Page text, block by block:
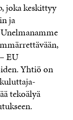
joka keskittyy
ja
EU
Yhtiö on
tekoälyä